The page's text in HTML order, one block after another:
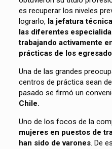
es recuperar los niveles
lograrlo,la jefatura
las diferentes
trabajando activamente
prácticas de los
Una de las grandes
centros de práctica sean
pasado se firmó un
Chile.
Uno de los focos de la
mujeres en puestos de
han sido de varones. De